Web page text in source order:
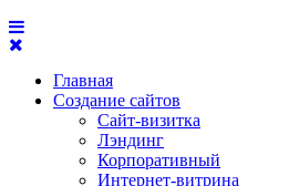
Главная
Создание сайтов
Сайт-визитка
Лэндинг
Корпоративный
Интернет-витрина